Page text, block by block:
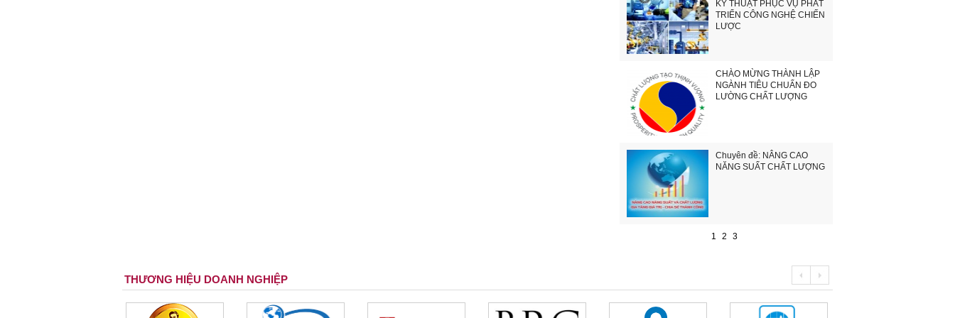
KỸ THUẬT PHỤC VỤ PHÁT
TRIỂN CÔNG NGHỆ CHIẾN
LƯỢC
CHÀO MỪNG THÀNH LẬP
NGÀNH TIÊU CHUẨN ĐO
LƯỜNG CHẤT LƯỢNG
Chuyên đề: NÂNG CAO
NĂNG SUẤT CHẤT LƯỢNG
1 2 3
THƯƠNG HIỆU DOANH NGHIỆP